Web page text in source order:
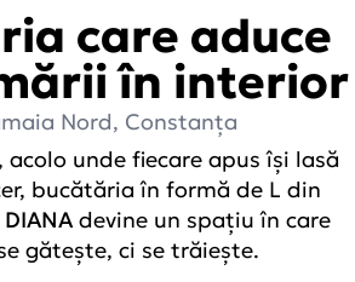
care aduce
în interior
Nord, Constanța
acolo unde fiecare apus își lasă
bucătăria în formă de L din
devine un spațiu în care
gătește, ci se trăiește.